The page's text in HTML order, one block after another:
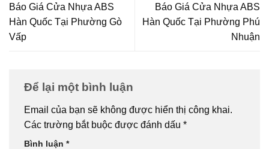
Báo Giá Cửa Nhựa ABS
Hàn Quốc Tại Phường Gò
Vấp
Báo Giá Cửa Nhựa ABS
Hàn Quốc Tại Phường Phú
Nhuận
Để lại một bình luận
Email của bạn sẽ không được hiển thị công khai.
Các trường bắt buộc được đánh dấu *
Bình luận *